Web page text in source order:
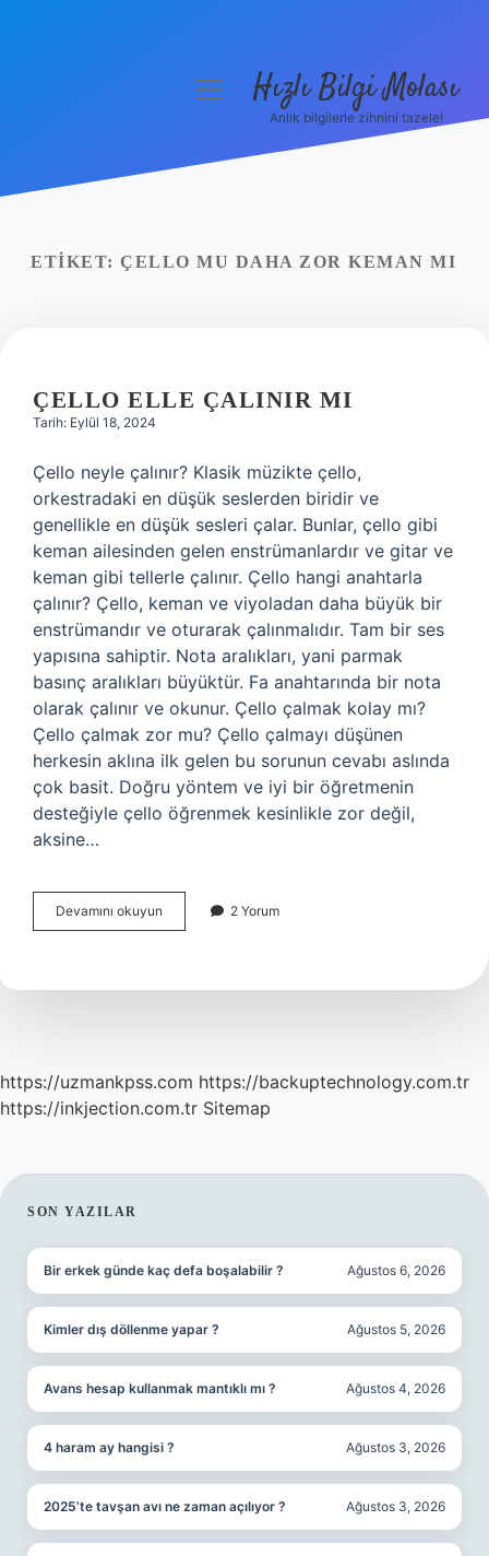
Yasal Uyarı
menüyüHızlı Bilgi Molası
Anlık bilgilerle zihnini tazele!
ETIKET: ÇELLO MU DAHA ZOR KEMAN MI
ÇELLO ELLE ÇALINIR MI
Tarih: Eylül 18, 2024
Çello neyle çalınır? Klasik müzikte çello,
orkestradaki en düşük seslerden biridir ve
genellikle en düşük sesleri çalar. Bunlar, çello gibi
keman ailesinden gelen enstrümanlardır ve gitar ve
keman gibi tellerle çalınır. Çello hangi anahtarla
çalınır? Çello, keman ve viyoladan daha büyük bir
enstrümandır ve oturarak çalınmalıdır. Tam bir ses
yapısına sahiptir. Nota aralıkları, yani parmak
basınç aralıkları büyüktür. Fa anahtarında bir nota
olarak çalınır ve okunur. Çello çalmak kolay mı?
Çello çalmak zor mu? Çello çalmayı düşünen
herkesin aklına ilk gelen bu sorunun cevabı aslında
çok basit. Doğru yöntem ve iyi bir öğretmenin
desteğiyle çello öğrenmek kesinlikle zor değil,
aksine…
Devamını okuyun
Elle
2 Yorum
https://uzmankpss.com https://backuptechnology.com.tr
https://inkjection.com.tr Sitemap
SIDEBAR
SON YAZILAR
Bir erkek günde kaç defa boşalabilir ? Ağustos 6, 2026
Kimler dış döllenme yapar ? Ağustos 5, 2026
Avans hesap kullanmak mantıklı mı ? Ağustos 4, 2026
4 haram ay hangisi ? Ağustos 3, 2026
2025’te tavşan avı ne zaman açılıyor ? Ağustos 3, 2026